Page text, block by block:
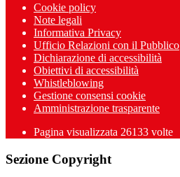
Cookie policy
Note legali
Informativa Privacy
Ufficio Relazioni con il Pubblico
Dichiarazione di accessibilità
Obiettivi di accessibilità
Whistleblowing
Gestione consensi cookie
Amministrazione trasparente
Pagina visualizzata 26133 volte
Sezione Copyright